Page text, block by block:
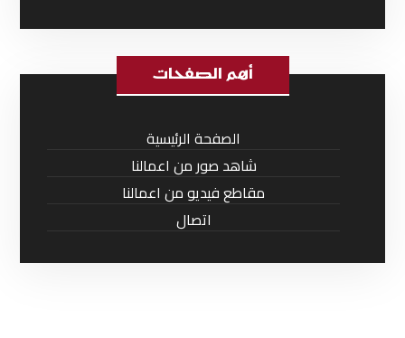
أهم الصفحات
الصفحة الرئيسية
شاهد صور من اعمالنا
مقاطع فيديو من اعمالنا
اتصال